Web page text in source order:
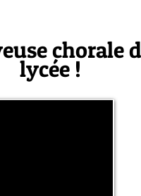
chorale
lycée !